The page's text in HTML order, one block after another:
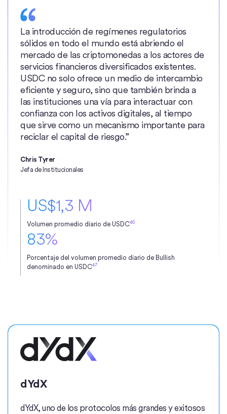
La introducción de regímenes regulatorios
sólidos en todo el mundo está abriendo el
mercado de las criptomonedas a los actores de
servicios financieros diversificados existentes.
USDC no solo ofrece un medio de intercambio
eficiente y seguro, sino que también brinda a
las instituciones una vía para interactuar con
confianza con los activos digitales, al tiempo
que sirve como un mecanismo importante para
reciclar el capital de riesgo.”
Chris Tyrer
Jefa de Institucionales
US$1,3 M
Volumen promedio diario de USDC46
83%
Porcentaje del volumen promedio diario de Bullish
denominado en USDC47
dYdX
dYdX, uno de los protocolos más grandes y exitosos